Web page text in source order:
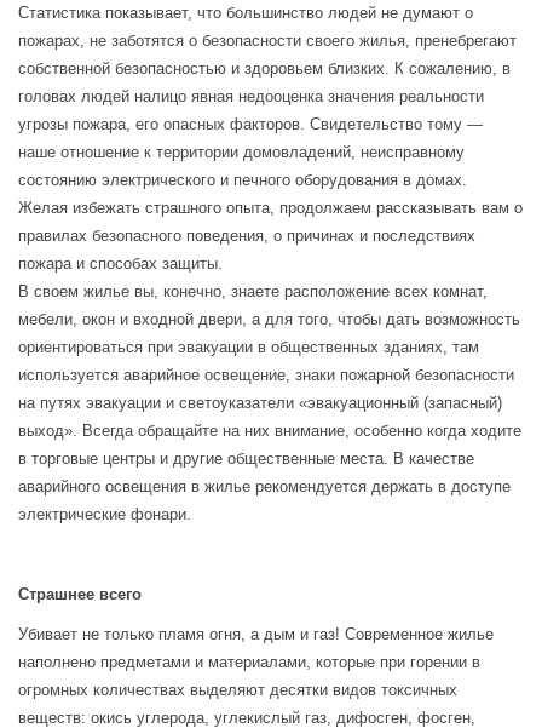
Статистика показывает, что большинство людей не думают о
пожарах, не заботятся о безопасности своего жилья, пренебрегают
собственной безопасностью и здоровьем близких. К сожалению, в
головах людей налицо явная недооценка значения реальности
угрозы пожара, его опасных факторов. Свидетельство тому —
наше отношение к территории домовладений, неисправному
состоянию электрического и печного оборудования в домах.
Желая избежать страшного опыта, продолжаем рассказывать вам о
правилах безопасного поведения, о причинах и последствиях
пожара и способах защиты.
В своем жилье вы, конечно, знаете расположение всех комнат,
мебели, окон и входной двери, а для того, чтобы дать возможность
ориентироваться при эвакуации в общественных зданиях, там
используется аварийное освещение, знаки пожарной безопасности
на путях эвакуации и светоуказатели «эвакуационный (запасный)
выход». Всегда обращайте на них внимание, особенно когда ходите
в торговые центры и другие общественные места. В качестве
аварийного освещения в жилье рекомендуется держать в доступе
электрические фонари.
Страшнее всего
Убивает не только пламя огня, а дым и газ! Современное жилье
наполнено предметами и материалами, которые при горении в
огромных количествах выделяют десятки видов токсичных
веществ: окись углерода, углекислый газ, дифосген, фосген,